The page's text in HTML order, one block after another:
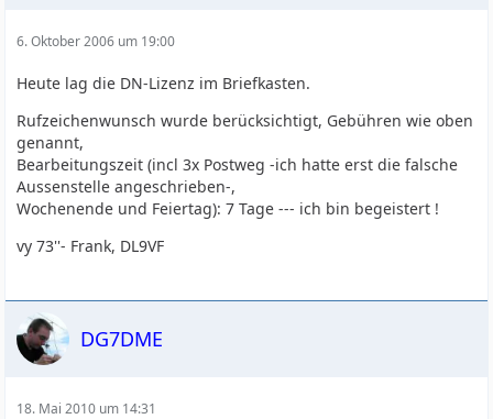
6. Oktober 2006 um 19:00
Heute lag die DN-Lizenz im Briefkasten.
Rufzeichenwunsch wurde berücksichtigt, Gebühren wie oben
genannt,
Bearbeitungszeit (incl 3x Postweg -ich hatte erst die falsche
Aussenstelle angeschrieben-,
Wochenende und Feiertag): 7 Tage --- ich bin begeistert !
vy 73''- Frank, DL9VF
DG7DME
18. Mai 2010 um 14:31